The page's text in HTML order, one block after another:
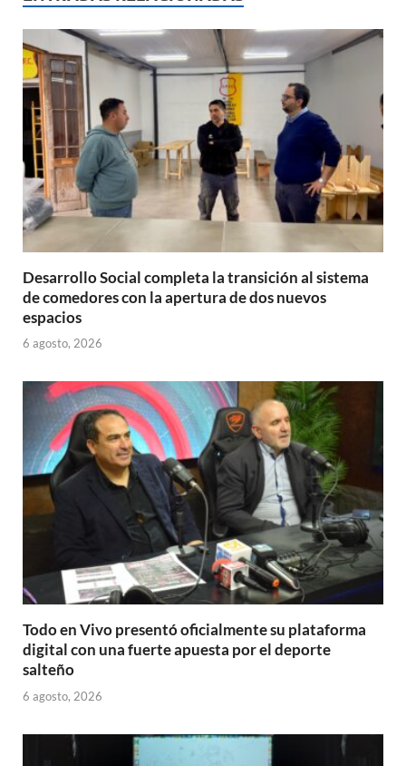
A
p
p
o
o
ar
ti
r
Desarrollo Social completa la transición al sistema
de comedores con la apertura de dos nuevos
espacios
6 agosto, 2026
Todo en Vivo presentó oficialmente su plataforma
digital con una fuerte apuesta por el deporte
salteño
6 agosto, 2026